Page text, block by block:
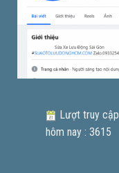
Lượt truy cập
hôm nay : 3615